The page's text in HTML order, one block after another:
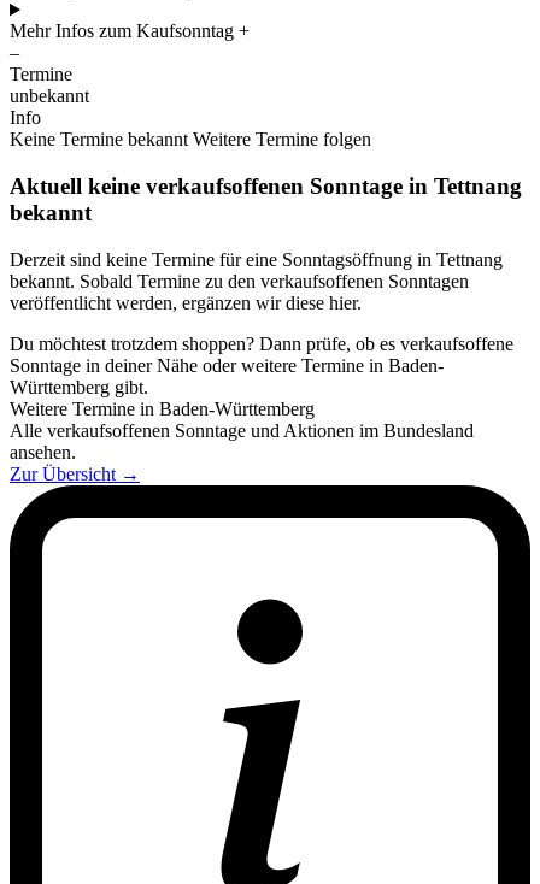
Mehr Infos zum Kaufsonntag +
–
Termine
unbekannt
Info
Keine Termine bekannt Weitere Termine folgen
Aktuell keine verkaufsoffenen Sonntage in Tettnang
bekannt
Derzeit sind keine Termine für eine Sonntagsöffnung in Tettnang
bekannt. Sobald Termine zu den verkaufsoffenen Sonntagen
veröffentlicht werden, ergänzen wir diese hier.
Du möchtest trotzdem shoppen? Dann prüfe, ob es verkaufsoffene
Sonntage in deiner Nähe oder weitere Termine in Baden-
Württemberg gibt.
Weitere Termine in Baden-Württemberg
Alle verkaufsoffenen Sonntage und Aktionen im Bundesland
ansehen.
Zur Übersicht →